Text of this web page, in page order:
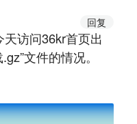
回复
访问36kr首页出
文件的情况。